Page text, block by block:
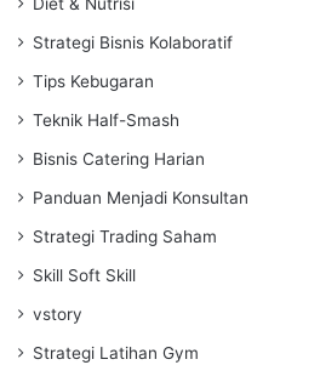
Strategi Bisnis Kolaboratif
Tips Kebugaran
Teknik Half-Smash
Bisnis Catering Harian
Panduan Menjadi Konsultan
Strategi Trading Saham
Skill Soft Skill
vstory
Strategi Latihan Gym